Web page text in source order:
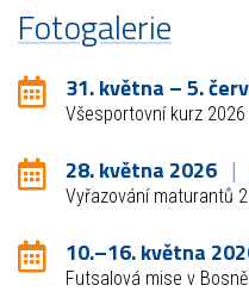
Fotogalerie
31. května – 5.
Všesportovní kurz 2026
28. května 2026
Vyřazování maturantů
10.–16. května
Futsalová mise v